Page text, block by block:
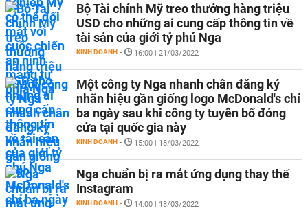
Bộ Tài chính Mỹ treo thưởng hàng triệu
USD cho những ai cung cấp thông tin về
tài sản của giới tỷ phú Nga
KINH DOANH - 16:00 | 21/03/2022
Một công ty Nga nhanh chân đăng ký
nhãn hiệu gần giống logo McDonald's chỉ
ba ngày sau khi công ty tuyên bố đóng
cửa tại quốc gia này
KINH DOANH - 15:00 | 18/03/2022
Nga chuẩn bị ra mắt ứng dụng thay thế
Instagram
KINH DOANH - 14:00 | 18/03/2022